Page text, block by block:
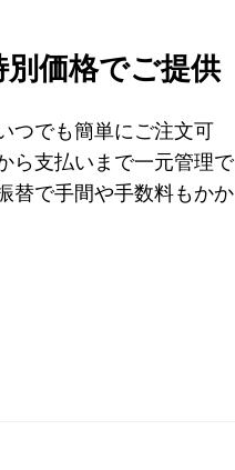
価格でご提供
つでも簡単にご注文可
ら支払いまで一元管理で
替で手間や手数料もかか